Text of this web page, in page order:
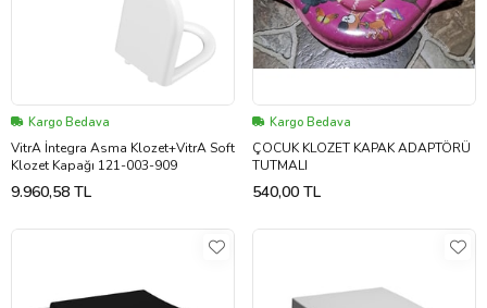
Kargo Bedava
VitrA İntegra Asma Klozet+VitrA Soft
Klozet Kapağı 121-003-909
9.960,58 TL
Kargo Bedava
ÇOCUK KLOZET KAPAK ADAPTÖRÜ
TUTMALI
540,00 TL